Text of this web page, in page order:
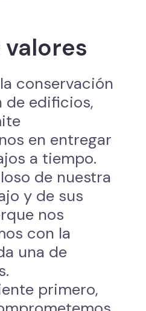
conservación
de edificios,
en entregar
a tiempo.
de nuestra
y de sus
nos
con la
una de
primero,